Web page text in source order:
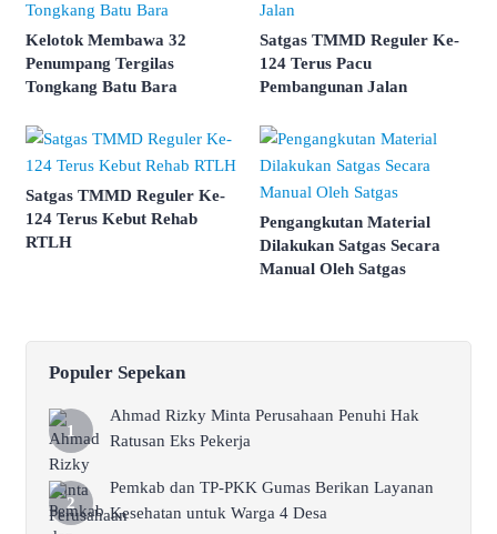
Kelotok Membawa 32
Penumpang Tergilas
Tongkang Batu Bara
Satgas TMMD Reguler Ke-
124 Terus Pacu
Pembangunan Jalan
Satgas TMMD Reguler Ke-
124 Terus Kebut Rehab
RTLH
Pengangkutan Material
Dilakukan Satgas Secara
Manual Oleh Satgas
Populer Sepekan
Ahmad Rizky Minta Perusahaan Penuhi Hak
Ratusan Eks Pekerja
Pemkab dan TP-PKK Gumas Berikan Layanan
Kesehatan untuk Warga 4 Desa